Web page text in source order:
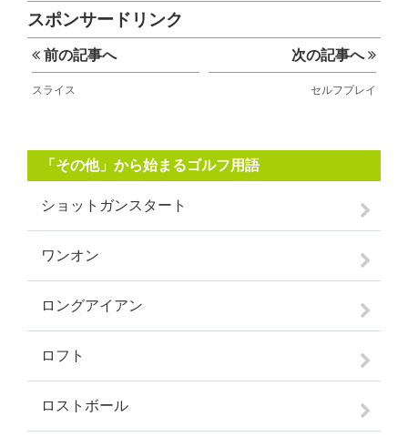
スポンサードリンク
前の記事へ
スライス
次の記事へ
セルフプレイ
「その他」から始まるゴルフ用語
ショットガンスタート
ワンオン
ロングアイアン
ロフト
ロストボール